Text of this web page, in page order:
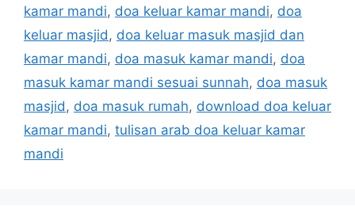
kamar mandi, doa keluar kamar mandi, doa
keluar masjid, doa keluar masuk masjid dan
kamar mandi, doa masuk kamar mandi, doa
masuk kamar mandi sesuai sunnah, doa masuk
masjid, doa masuk rumah, download doa keluar
kamar mandi, tulisan arab doa keluar kamar
mandi